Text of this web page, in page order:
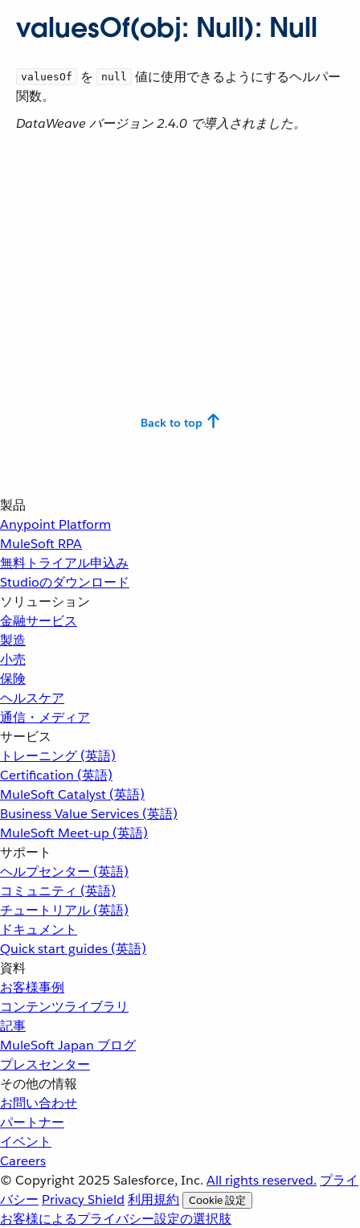
valuesOf(obj: Null): Null
valuesOf ​ を ​ null
​ 値に使用できるようにするヘルパー
関数。
DataWeave バージョン 2.4.0 で導入されました。
Back to top
製品
Anypoint Platform
MuleSoft RPA
無料トライアル申込み
Studioのダウンロード
ソリューション
金融サービス
製造
小売
保険
ヘルスケア
通信・メディア
サービス
トレーニング (英語)
Certification (英語)
MuleSoft Catalyst (英語)
Business Value Services (英語)
MuleSoft Meet-up (英語)
サポート
ヘルプセンター (英語)
コミュニティ (英語)
チュートリアル (英語)
ドキュメント
Quick start guides (英語)
資料
お客様事例
コンテンツライブラリ
記事
MuleSoft Japan ブログ
プレスセンター
その他の情報
お問い合わせ
パートナー
イベント
Careers
© Copyright 2025 Salesforce, Inc. All rights reserved. プライ
バシー Privacy Shield 利用規約 Cookie 設定
お客様によるプライバシー設定の選択肢